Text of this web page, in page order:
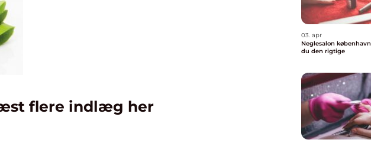
flere indlæg her
03. apr
Neglesalon københavn sådan vælger
du den rigtige